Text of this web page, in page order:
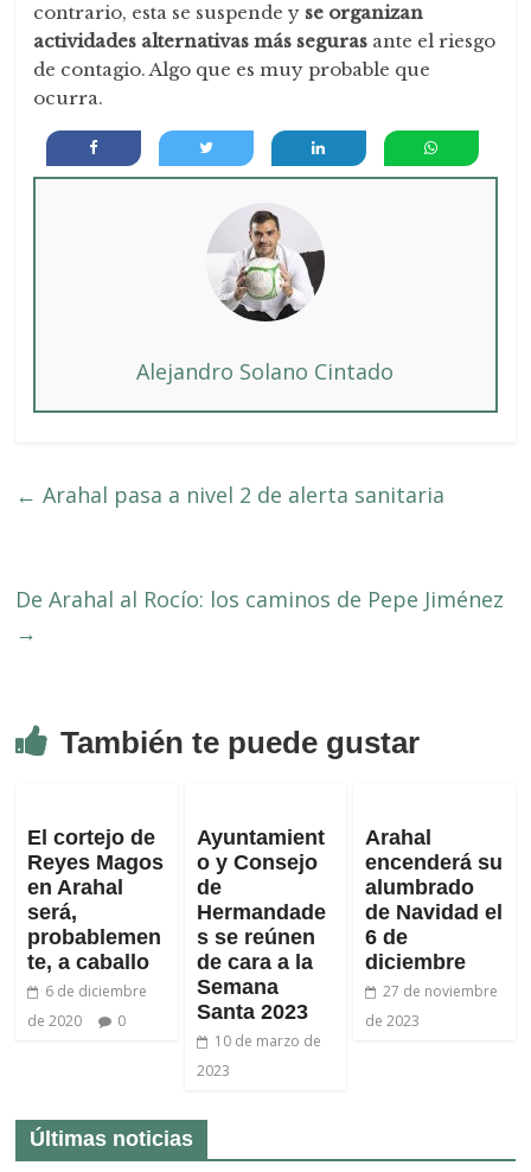
contrario, esta se suspende y se organizan
actividades alternativas más seguras ante el riesgo
de contagio. Algo que es muy probable que
ocurra.
Alejandro Solano Cintado
← Arahal pasa a nivel 2 de alerta sanitaria
De Arahal al Rocío: los caminos de Pepe Jiménez
→
También te puede gustar
El cortejo de
Reyes Magos
en Arahal
será,
probablemen
te, a caballo
6 de diciembre
de 2020
0
Ayuntamient
o y Consejo
de
Hermandade
s se reúnen
de cara a la
Semana
Santa 2023
10 de marzo de
2023
Arahal
encenderá su
alumbrado
de Navidad el
6 de
diciembre
27 de noviembre
de 2023
Últimas noticias